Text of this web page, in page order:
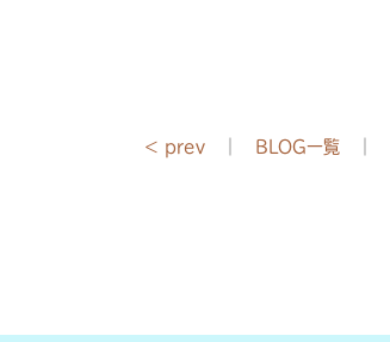
< prev BLOG一覧